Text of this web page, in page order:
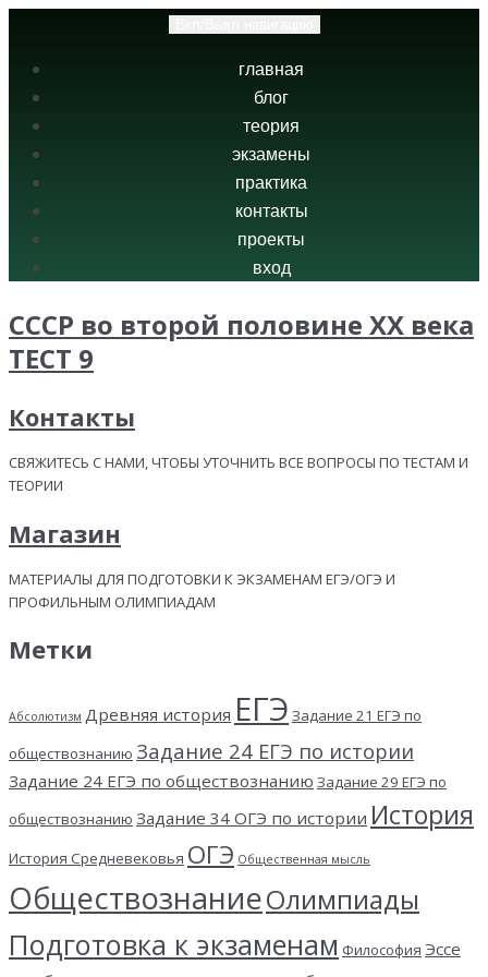
главная
блог
теория
экзамены
практика
контакты
проекты
вход
СССР во второй половине XX века
ТЕСТ 9
Контакты
СВЯЖИТЕСЬ С НАМИ, ЧТОБЫ УТОЧНИТЬ ВСЕ ВОПРОСЫ ПО ТЕСТАМ И
ТЕОРИИ
Магазин
МАТЕРИАЛЫ ДЛЯ ПОДГОТОВКИ К ЭКЗАМЕНАМ ЕГЭ/ОГЭ И
ПРОФИЛЬНЫМ ОЛИМПИАДАМ
Метки
Абсолютизм Древняя история ЕГЭ Задание 21 ЕГЭ по
обществознанию Задание 24 ЕГЭ по истории
Задание 24 ЕГЭ по обществознанию Задание 29 ЕГЭ по
обществознанию Задание 34 ОГЭ по истории История
История Средневековья ОГЭ Общественная мысль
ОбществознаниеОлимпиады
Подготовка к экзаменам Философия Эссе